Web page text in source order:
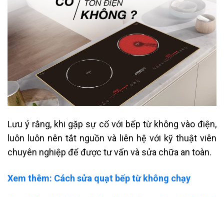
Lưu ý rằng, khi gặp sự cố với bếp từ không vào điện,
luôn luôn nên tắt nguồn và liên hệ với kỹ thuật viên
chuyên nghiệp để được tư vấn và sửa chữa an toàn.
Xem thêm: Cách sửa quạt bếp từ không chạy